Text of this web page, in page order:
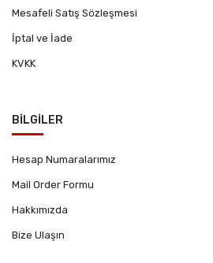
Mesafeli Satış Sözleşmesi
İptal ve İade
KVKK
BİLGİLER
Hesap Numaralarımız
Mail Order Formu
Hakkımızda
Bize Ulaşın